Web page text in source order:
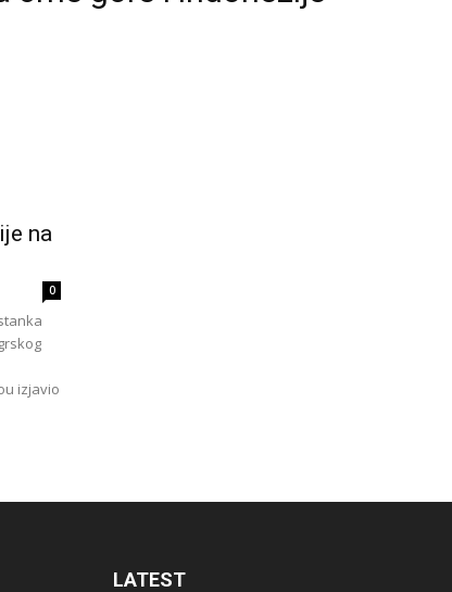
na
0
izjavio
LATEST